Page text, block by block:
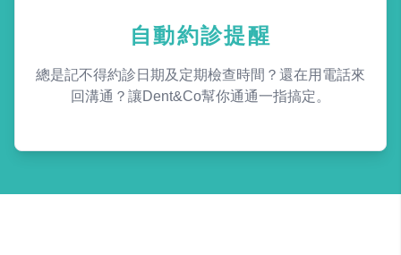
自動約診提醒
總是記不得約診日期及定期檢查時間？還在用電話來
回溝通？讓Dent&Co幫你通通一指搞定。